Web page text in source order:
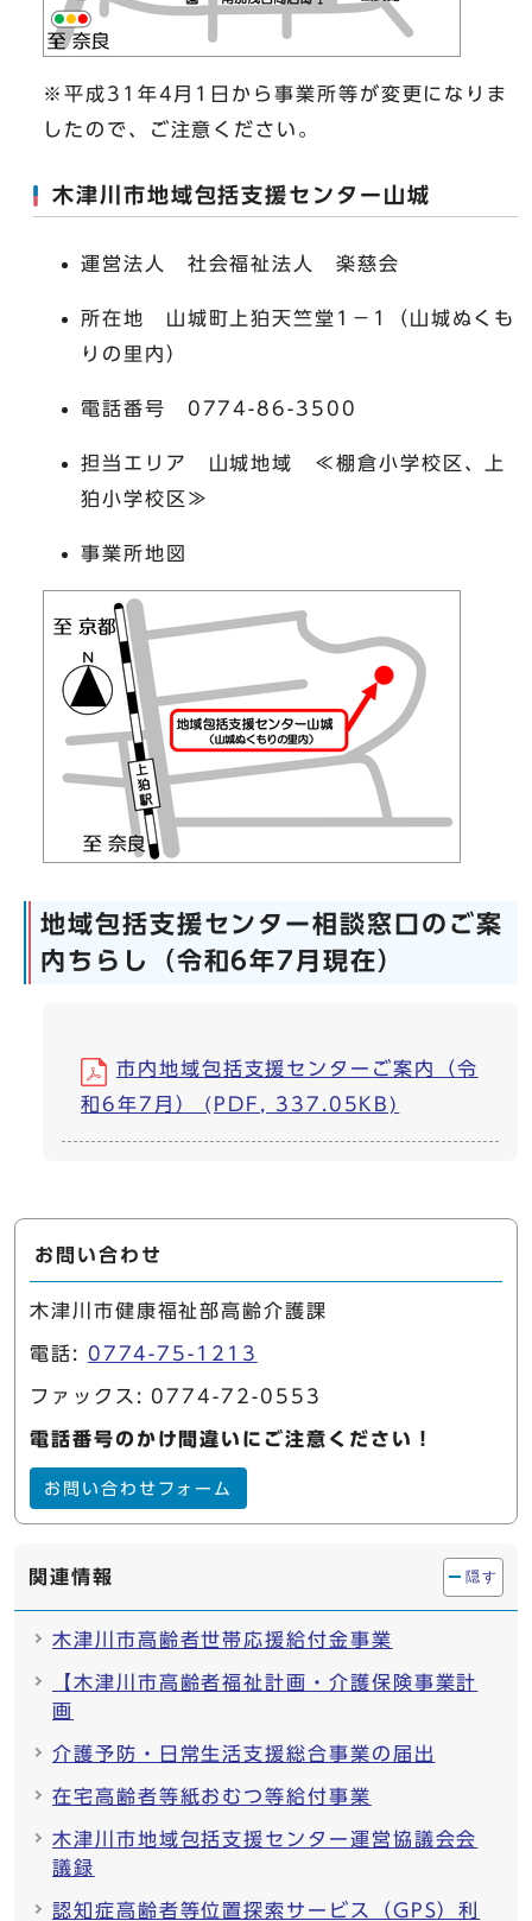
※平成31年4月1日から事業所等が変更になりま
したので、ご注意ください。
木津川市地域包括支援センター山城
運営法人 社会福祉法人 楽慈会
所在地 山城町上狛天竺堂1－1（山城ぬくも
りの里内）
電話番号 0774-86-3500
担当エリア 山城地域 ≪棚倉小学校区、上
狛小学校区≫
事業所地図
地域包括支援センター相談窓口のご案
内ちらし（令和6年7月現在）
市内地域包括支援センターご案内（令
和6年7月） (PDF, 337.05KB)
お問い合わせ
木津川市健康福祉部高齢介護課
電話: 0774-75-1213
ファックス: 0774-72-0553
電話番号のかけ間違いにご注意ください！
お問い合わせフォーム
関連情報 隠す
木津川市高齢者世帯応援給付金事業
【木津川市高齢者福祉計画・介護保険事業計
画
介護予防・日常生活支援総合事業の届出
在宅高齢者等紙おむつ等給付事業
木津川市地域包括支援センター運営協議会会
議録
認知症高齢者等位置探索サービス（GPS）利